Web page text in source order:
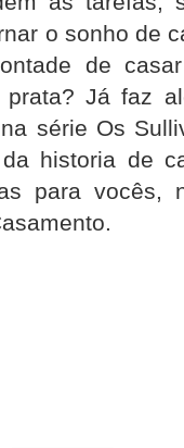
o sonho de
de
prata? Já faz
série Os
historia de
para vocês,